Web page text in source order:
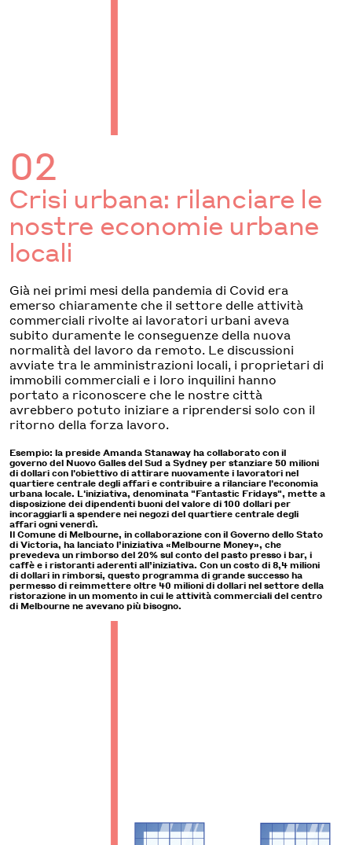
02
Crisi urbana: rilanciare le
nostre economie urbane
locali
Già nei primi mesi della pandemia di Covid era
emerso chiaramente che il settore delle attività
commerciali rivolte ai lavoratori urbani aveva
subito duramente le conseguenze della nuova
normalità del lavoro da remoto. Le discussioni
avviate tra le amministrazioni locali, i proprietari di
immobili commerciali e i loro inquilini hanno
portato a riconoscere che le nostre città
avrebbero potuto iniziare a riprendersi solo con il
ritorno della forza lavoro.
Esempio: la preside Amanda Stanaway ha collaborato con il
governo del Nuovo Galles del Sud a Sydney per stanziare 50 milioni
di dollari con l'obiettivo di attirare nuovamente i lavoratori nel
quartiere centrale degli affari e contribuire a rilanciare l'economia
urbana locale. L'iniziativa, denominata "Fantastic Fridays", mette a
disposizione dei dipendenti buoni del valore di 100 dollari per
incoraggiarli a spendere nei negozi del quartiere centrale degli
affari ogni venerdì.
Il Comune di Melbourne, in collaborazione con il Governo dello Stato
di Victoria, ha lanciato l’iniziativa «Melbourne Money», che
prevedeva un rimborso del 20% sul conto del pasto presso i bar, i
caffè e i ristoranti aderenti all’iniziativa. Con un costo di 8,4 milioni
di dollari in rimborsi, questo programma di grande successo ha
permesso di reimmettere oltre 40 milioni di dollari nel settore della
ristorazione in un momento in cui le attività commerciali del centro
di Melbourne ne avevano più bisogno.